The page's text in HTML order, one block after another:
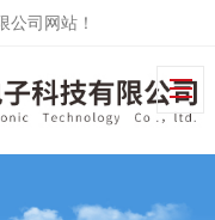
公司网站！